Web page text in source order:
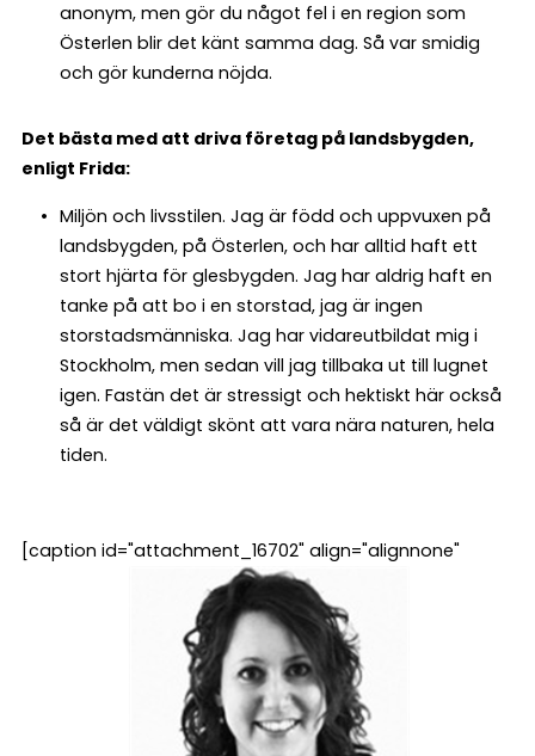
anonym, men gör du något fel i en region som
Österlen blir det känt samma dag. Så var smidig
och gör kunderna nöjda.
Det bästa med att driva företag på landsbygden,
enligt Frida:
Miljön och livsstilen. Jag är född och uppvuxen på
landsbygden, på Österlen, och har alltid haft ett
stort hjärta för glesbygden. Jag har aldrig haft en
tanke på att bo i en storstad, jag är ingen
storstadsmänniska. Jag har vidareutbildat mig i
Stockholm, men sedan vill jag tillbaka ut till lugnet
igen. Fastän det är stressigt och hektiskt här också
så är det väldigt skönt att vara nära naturen, hela
tiden.
[caption id="attachment_16702" align="alignnone"